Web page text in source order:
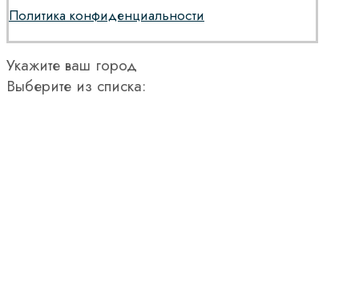
Политика конфиденциальности
Укажите ваш город
Выберите из списка: